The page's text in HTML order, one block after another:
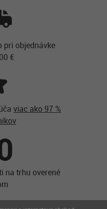
pri objednávke
€
viac ako 97 %
na trhu overené